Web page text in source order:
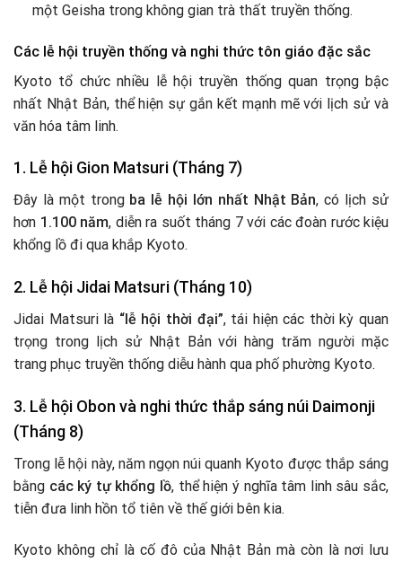
một Geisha trong không gian trà thất truyền thống.
Các lễ hội truyền thống và nghi thức tôn giáo đặc sắc
Kyoto tổ chức nhiều lễ hội truyền thống quan trọng bậc
nhất Nhật Bản, thể hiện sự gắn kết mạnh mẽ với lịch sử và
văn hóa tâm linh.
1. Lễ hội Gion Matsuri (Tháng 7)
Đây là một trong ba lễ hội lớn nhất Nhật Bản, có lịch sử
hơn 1.100 năm, diễn ra suốt tháng 7 với các đoàn rước kiệu
khổng lồ đi qua khắp Kyoto.
2. Lễ hội Jidai Matsuri (Tháng 10)
Jidai Matsuri là “lễ hội thời đại”, tái hiện các thời kỳ quan
trọng trong lịch sử Nhật Bản với hàng trăm người mặc
trang phục truyền thống diễu hành qua phố phường Kyoto.
3. Lễ hội Obon và nghi thức thắp sáng núi Daimonji
(Tháng 8)
Trong lễ hội này, năm ngọn núi quanh Kyoto được thắp sáng
bằng các ký tự khổng lồ, thể hiện ý nghĩa tâm linh sâu sắc,
tiễn đưa linh hồn tổ tiên về thế giới bên kia.
Kyoto không chỉ là cố đô của Nhật Bản mà còn là nơi lưu